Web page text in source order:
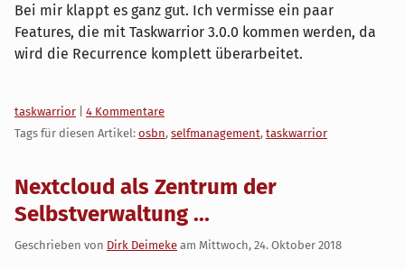
Bei mir klappt es ganz gut. Ich vermisse ein paar
Features, die mit Taskwarrior 3.0.0 kommen werden, da
wird die Recurrence komplett überarbeitet.
Kategorien:
taskwarrior
4 Kommentare
Tags für diesen Artikel: osbn, selfmanagement, taskwarrior
Nextcloud als Zentrum der
Selbstverwaltung ...
Geschrieben von Dirk Deimeke am Mittwoch, 24. Oktober 2018